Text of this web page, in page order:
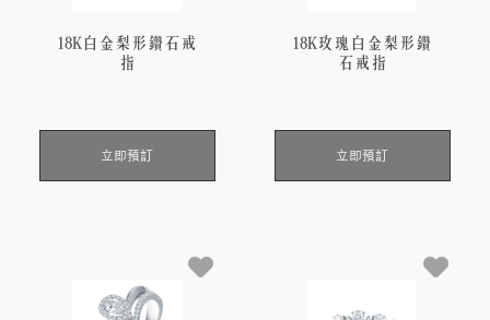
18K白金梨形鑽石戒
指
立即預訂
18K玫瑰白金梨形鑽
石戒指
立即預訂